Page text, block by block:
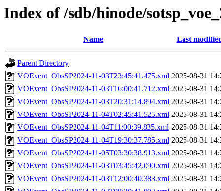
Index of /sdb/hinode/
Name Last
Parent Directory
VOEvent_ObsSP2024-11-03T23:45:41.475.xml 2025-08-31
VOEvent_ObsSP2024-11-03T16:00:41.712.xml 2025-08-31
VOEvent_ObsSP2024-11-03T20:31:14.894.xml 2025-08-31
VOEvent_ObsSP2024-11-04T02:45:41.525.xml 2025-08-31
VOEvent_ObsSP2024-11-04T11:00:39.835.xml 2025-08-31
VOEvent_ObsSP2024-11-04T19:30:37.785.xml 2025-08-31
VOEvent_ObsSP2024-11-05T03:30:38.913.xml 2025-08-31
VOEvent_ObsSP2024-11-03T03:45:42.090.xml 2025-08-31
VOEvent_ObsSP2024-11-03T12:00:40.383.xml 2025-08-31